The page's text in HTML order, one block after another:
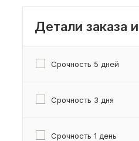
Детали заказа
Срочность 5 дней
Срочность 3 дня
Срочность 1 день